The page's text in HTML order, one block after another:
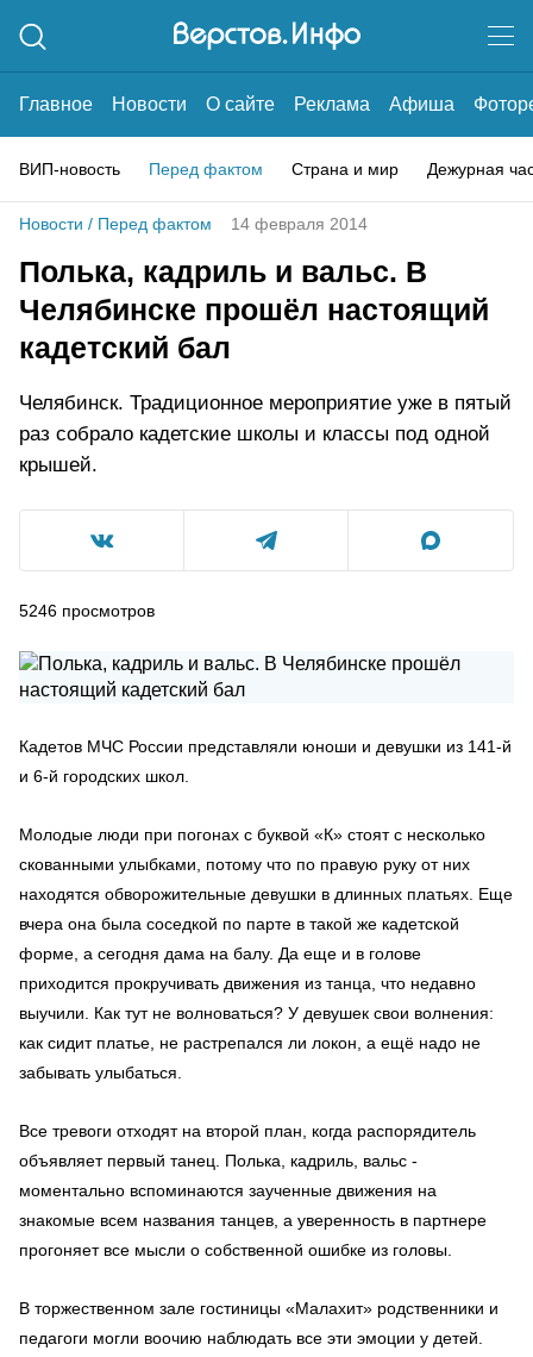
Главное Новости О сайте Реклама Афиша
ВИП-новость Перед фактом Страна и мир Дежурная
Новости / Перед фактом 14 февраля 2014
Полька, кадриль и вальс. В
Челябинске прошёл настоящий
кадетский бал
Челябинск. Традиционное мероприятие уже в пятый
раз собрало кадетские школы и классы под одной
крышей.
5246 просмотров
Кадетов МЧС России представляли юноши и девушки из 141-й
и 6-й городских школ.
Молодые люди при погонах с буквой «К» стоят с несколько
скованными улыбками, потому что по правую руку от них
находятся обворожительные девушки в длинных платьях. Еще
вчера она была соседкой по парте в такой же кадетской
форме, а сегодня дама на балу. Да еще и в голове
приходится прокручивать движения из танца, что недавно
выучили. Как тут не волноваться? У девушек свои волнения:
как сидит платье, не растрепался ли локон, а ещё надо не
забывать улыбаться.
Все тревоги отходят на второй план, когда распорядитель
объявляет первый танец. Полька, кадриль, вальс -
моментально вспоминаются заученные движения на
знакомые всем названия танцев, а уверенность в партнере
прогоняет все мысли о собственной ошибке из головы.
В торжественном зале гостиницы «Малахит» родственники и
педагоги могли воочию наблюдать все эти эмоции у детей.